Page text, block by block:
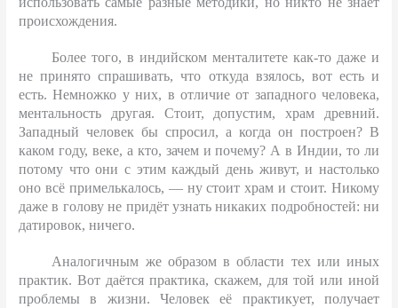
происхождения.
Более того, в индийском менталитете как-то даже и
не принято спрашивать, что откуда взялось, вот есть и
есть. Немножко у них, в отличие от западного человека,
ментальность другая. Стоит, допустим, храм древний.
Западный человек бы спросил, а когда он построен? В
каком году, веке, а кто, зачем и почему? А в Индии, то ли
потому что они с этим каждый день живут, и настолько
оно всё примелькалось, — ну стоит храм и стоит. Никому
даже в голову не придёт узнать никаких подробностей: ни
датировок, ничего.
Аналогичным же образом в области тех или иных
практик. Вот даётся практика, скажем, для той или иной
проблемы в жизни. Человек её практикует, получает